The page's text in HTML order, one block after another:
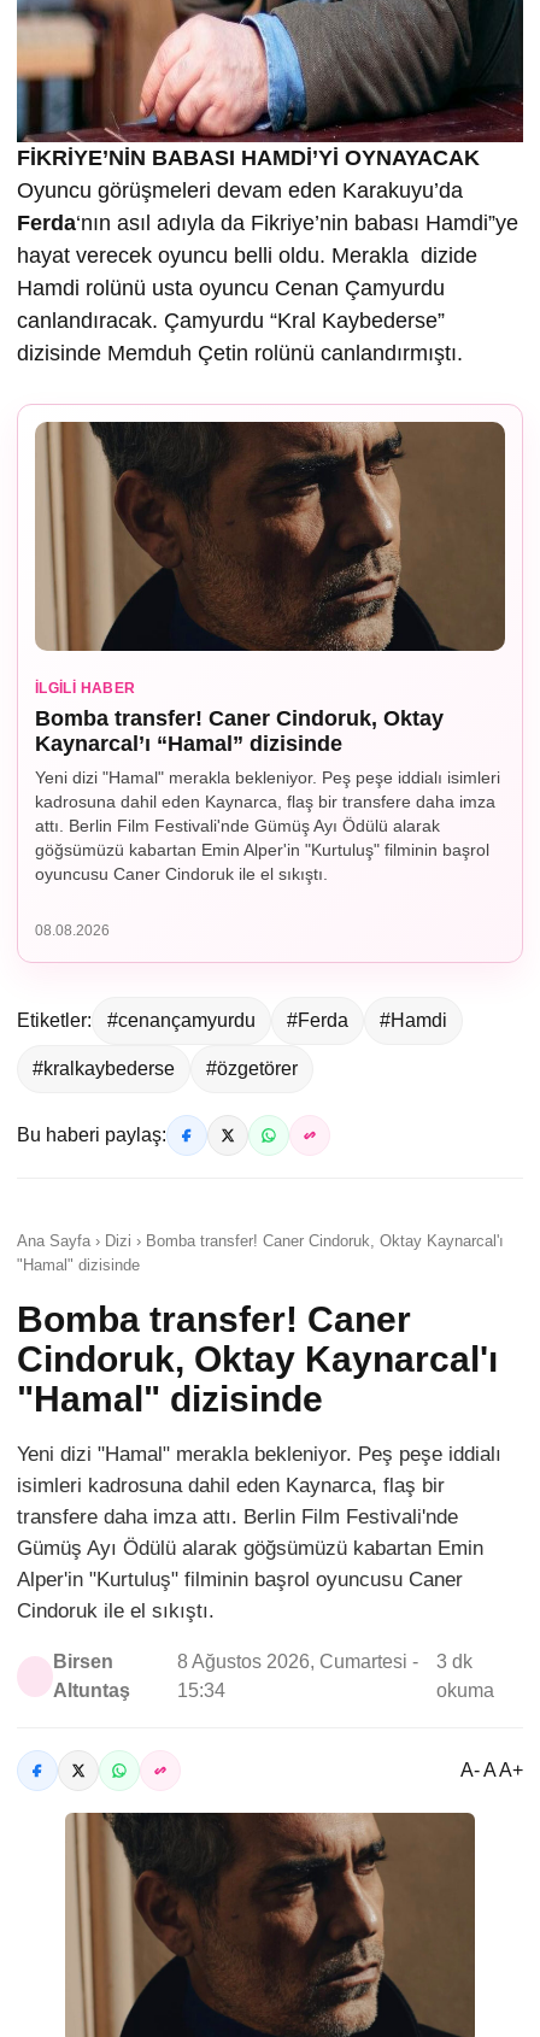
FİKRİYE’NİN BABASI HAMDİ’Yİ OYNAYACAK
Oyuncu görüşmeleri devam eden Karakuyu’da
Ferda‘nın asıl adıyla da Fikriye’nin babası Hamdi”ye
hayat verecek oyuncu belli oldu. Merakla dizide
Hamdi rolünü usta oyuncu Cenan Çamyurdu
canlandıracak. Çamyurdu “Kral Kaybederse”
dizisinde Memduh Çetin rolünü canlandırmıştı.
İLGILI HABER
Bomba transfer! Caner Cindoruk, Oktay
Kaynarcal’ı “Hamal” dizisinde
Yeni dizi "Hamal" merakla bekleniyor. Peş peşe iddialı isimleri
kadrosuna dahil eden Kaynarca, flaş bir transfere daha imza
attı. Berlin Film Festivali'nde Gümüş Ayı Ödülü alarak
göğsümüzü kabartan Emin Alper'in "Kurtuluş" filminin başrol
oyuncusu Caner Cindoruk ile el sıkıştı.
08.08.2026
Etiketler: #cenançamyurdu #Ferda #Hamdi
#kralkaybederse #özgetörer
Bu haberi paylaş:
Ana Sayfa › Dizi › Bomba transfer! Caner Cindoruk, Oktay Kaynarcal'ı
"Hamal" dizisinde
Bomba transfer! Caner
Cindoruk, Oktay Kaynarcal'ı
"Hamal" dizisinde
Yeni dizi "Hamal" merakla bekleniyor. Peş peşe iddialı
isimleri kadrosuna dahil eden Kaynarca, flaş bir
transfere daha imza attı. Berlin Film Festivali'nde
Gümüş Ayı Ödülü alarak göğsümüzü kabartan Emin
Alper'in "Kurtuluş" filminin başrol oyuncusu Caner
Cindoruk ile el sıkıştı.
Birsen
Altuntaş
8 Ağustos 2026, Cumartesi -
15:34
3 dk
okuma
A- A A+